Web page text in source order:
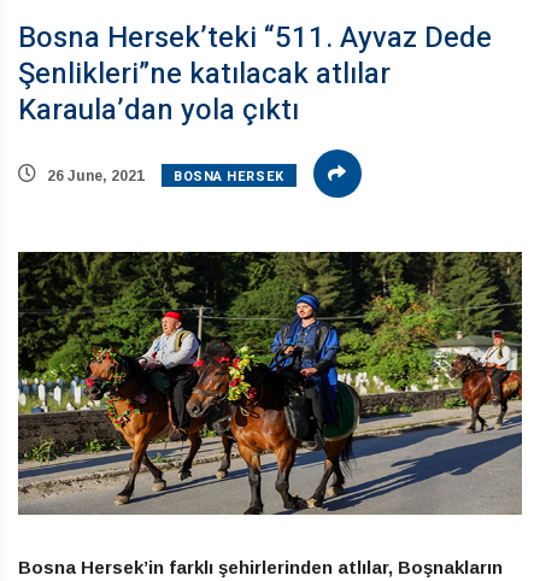
Bosna Hersek’teki “511. Ayvaz Dede
Şenlikleri”ne katılacak atlılar
Karaula’dan yola çıktı
26 June, 2021 BOSNA HERSEK
Bosna Hersek’in farklı şehirlerinden atlılar, Boşnakların